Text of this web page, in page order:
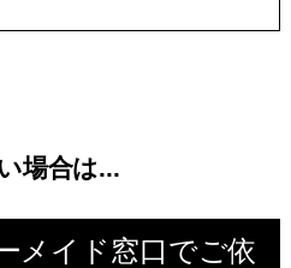
場合は...
メイド窓口でご依